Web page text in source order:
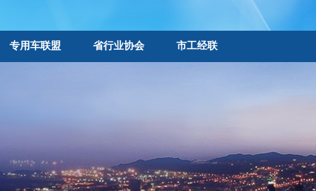
专用车联盟 省行业协会 市工经联